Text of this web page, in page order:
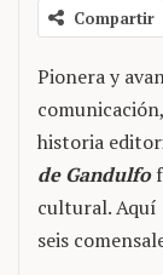
Compartir
Pionera y
historia
de Gandulfo
cultural. Aquí
seis